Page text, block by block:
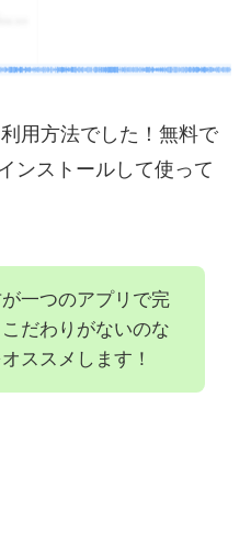
用方法でした！無料で
ンストールして使って
一つのアプリで完
だわりがないのな
ススメします！